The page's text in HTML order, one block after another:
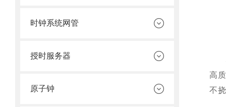
时钟系统网管
授时服务器
原子钟
高
不